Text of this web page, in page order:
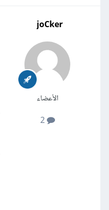
joCker
الأعضاء
2